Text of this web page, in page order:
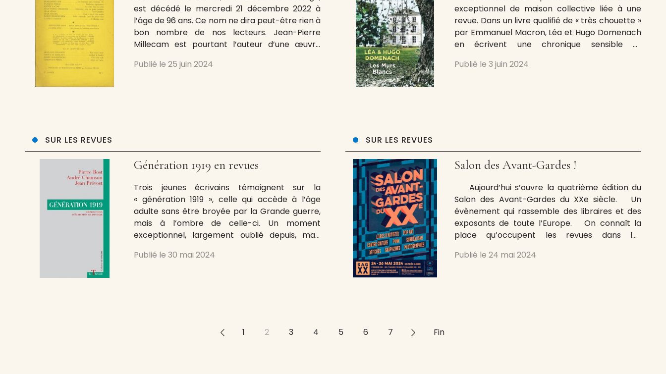
est décédé le mercredi 21 décembre 2022 à
l’âge de 96 ans. Ce nom ne dira peut-être rien à
bon nombre de nos lecteurs. Jean-Pierre
Millecam est pourtant l’auteur d’une œuvre
pièces de théâtre et essais. Profuse, exigeante
Publié le 25 juin 2024
exceptionnel de maison collective liée à une
revue. Dans un livre qualifié de « très chouette »
par Emmanuel Macron, Léa et Hugo Domenach
en écrivent une chronique sensible et
propriété châtenaysienne est acquise à l’été
Publié le 3 juin 2024
SUR LES REVUES
Génération 1919 en revues
Trois jeunes écrivains témoignent sur la
« génération 1919 », celle qui accède à l’âge
adulte sans être broyée par la Grande guerre,
mais à l’ombre de celle-ci. Un moment
exceptionnel, largement oublié depuis, mais
notamment par l’historien Michel Trebitsch [1],
Publié le 30 mai 2024
SUR LES REVUES
Salon des Avant-Gardes !
Aujourd’hui s’ouvre la quatrième édition du
Salon des Avant-Gardes du XXe siècle. Un
évènement qui rassemble des libraires et des
exposants de toute l’Europe. On connaît la
place qu’occupent les revues dans les
nouveaux mouvements et la propagation de
Publié le 24 mai 2024
<< 1 2 3 4 5 6 7 >> Fin